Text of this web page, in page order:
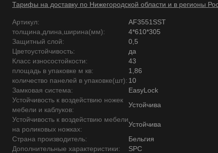
Тарифы на доставку по Нижегородской области и в регионы
Артикул:
AF3551SST
толщина,длина,ширина(мм):
4*610*305
Защитный слой:
0,5
Цветоустойчивость:
да
Класс износостойкости:
43
площадь в упаковке м кв:
1,86
количество панелей в упаковке(шт): 10
Замковая система:
EasyLock
Устойчивость к воздействию ножек
мебели и каблуков:
Устойчива
Устойчивость к воздействию мебели
на роликовых ножках:
Устойчива
Страна производитель:
Бельгия
Дополнительные характеристики:
SPC